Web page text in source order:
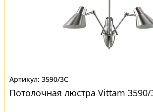
3590/3C
Потолочная люстра Vittam 3590/